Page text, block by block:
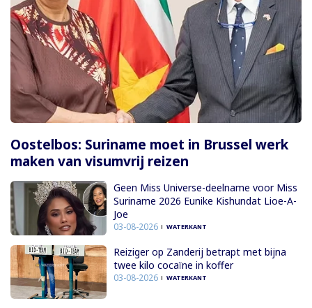
Oostelbos: Suriname moet in Brussel werk
maken van visumvrij reizen
Geen Miss Universe-deelname voor Miss
Suriname 2026 Eunike Kishundat Lioe-A-
Joe
03-08-2026 WATERKANT
Reiziger op Zanderij betrapt met bijna
twee kilo cocaïne in koffer
03-08-2026 WATERKANT